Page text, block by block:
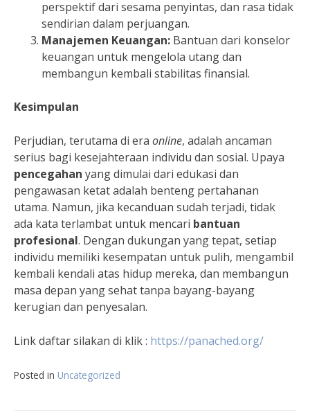
perspektif dari sesama penyintas, dan rasa tidak
sendirian dalam perjuangan.
Manajemen Keuangan: Bantuan dari konselor
keuangan untuk mengelola utang dan
membangun kembali stabilitas finansial.
Kesimpulan
Perjudian, terutama di era online, adalah ancaman
serius bagi kesejahteraan individu dan sosial. Upaya
pencegahan yang dimulai dari edukasi dan
pengawasan ketat adalah benteng pertahanan
utama. Namun, jika kecanduan sudah terjadi, tidak
ada kata terlambat untuk mencari bantuan
profesional. Dengan dukungan yang tepat, setiap
individu memiliki kesempatan untuk pulih, mengambil
kembali kendali atas hidup mereka, dan membangun
masa depan yang sehat tanpa bayang-bayang
kerugian dan penyesalan.
Link daftar silakan di klik : https://panached.org/
Posted in Uncategorized